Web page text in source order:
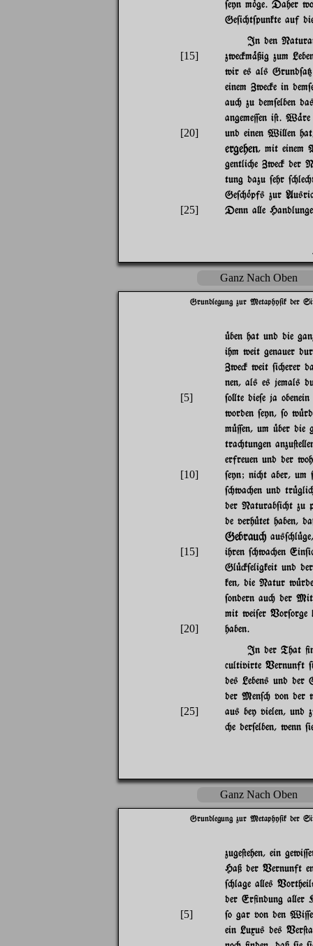
$eyn m~ge. Daher
Ge$i"t$punkte auf
In den
[15]
zwe#m%ßig zum
wir es als Grund$a{
einem Zwe#e in
au" zu dem$elben
angeme=en i@.
[20] und einen Wi}en
ergehen, mit einem
gentli"e Zwe# der
tung dazu $ehr
Ge$"~pfs zur
[25] Denn a}e
Ganz Nach Oben
Grundlegung zur Metaphy$ik der
|ben hat und die
ihm weit genauer
Zwe# weit $i"erer
nen, als es jemals
[5]
$o}te die$e ja
worden $eyn, $o
m|=en, um |ber
tra"tungen
erfreuen und der
[10]
$eyn; ni"t aber, um
$"wa"en und
der Naturab$i"t zu
de verh|tet haben,
Gebrau"aus$"l|ge,
[15]
ihren $"wa"en
Gl|#$eligkeit und
ken, die Natur
$ondern au" der
mit wei$er
[20]
haben.
In der That
cultivirte Vernunft
des Lebens und der
der Men$" von der
[25]
aus bey vielen, und
"e der$elben, wenn
Ganz Nach Oben
Grundlegung zur Metaphy$ik der
zuge@ehen, ein
Haß der Vernunft
$"lage a}es
der Er+ndung a}er
[5]
$o gar von den
ein Luxus des